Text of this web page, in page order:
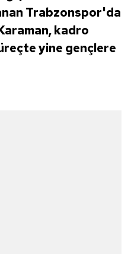
Trabzonspor'da
kadro
yine gençlere